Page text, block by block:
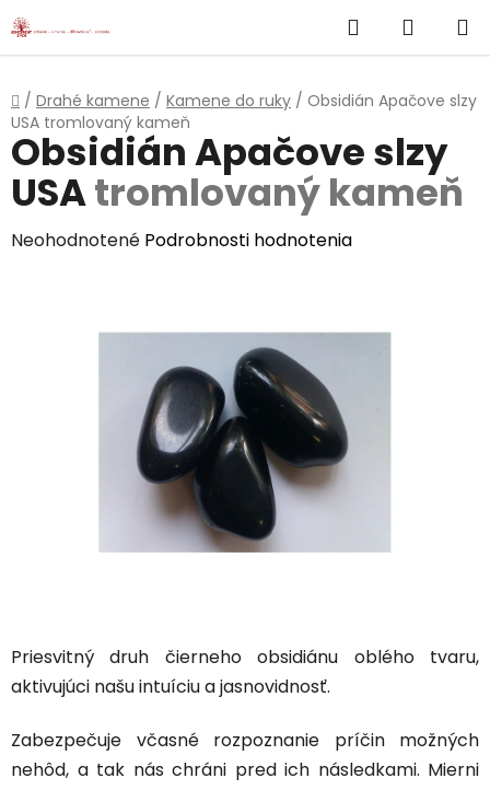
Prejsť
na
Hľadať
KOŠÍK
Domov
/ Drahé kamene / Kamene do ruky / Obsidián Apačove slzy
USA tromlovaný kameň
Priesvitný druh čierneho obsidiánu oblého tvaru,
aktivujúci našu intuíciu a jasnovidnosť.
Zabezpečuje včasné rozpoznanie príčin možných
nehôd, a tak nás chráni pred ich následkami. Mierni
Obsidián Apačove slzy
USAtromlovaný kameň
Priemerné
Neohodnotené Podrobnosti hodnotenia